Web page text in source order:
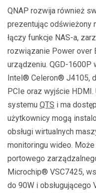
QNAP rozwija również
prezentując odświeżony
łączy funkcje NAS-a,
rozwiązanie Power over
urządzeniu. QGD-
Intel® Celeron® J4105,
PCIe oraz wyjście
systemu QTS i ma
użytkownicy mogą
obsługi wirtualnych
monitoringu wideo.
portowego
Microchip® VSC7425,
do 90W i obsługującego